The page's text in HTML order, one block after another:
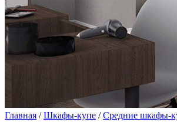
Главная /Шкафы-купе /Средние шкафы-